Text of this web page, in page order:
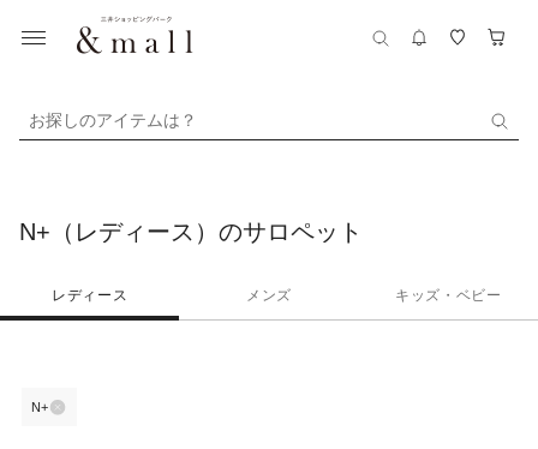
お探しのアイテムは？
N+（レディース）のサロペット
レディース メンズ キッズ・ベビー
N+